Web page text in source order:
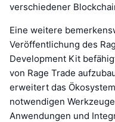
verschiedener
Eine weitere
Veröffentlichung des
Development Kit
von Rage Trade
erweitert das
notwendigen
Anwendungen und